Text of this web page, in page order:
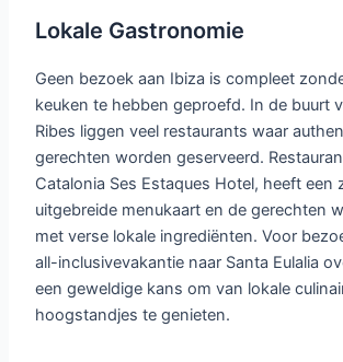
Lokale Gastronomie
Geen bezoek aan Ibiza is compleet
keuken te hebben geproefd. In de buurt
Ribes liggen veel restaurants waar
gerechten worden geserveerd.
Catalonia Ses Estaques Hotel, heeft een
uitgebreide menukaart en de gerechten
met verse lokale ingrediënten. Voor
all-inclusivevakantie naar Santa Eulalia
een geweldige kans om van lokale
hoogstandjes te genieten.